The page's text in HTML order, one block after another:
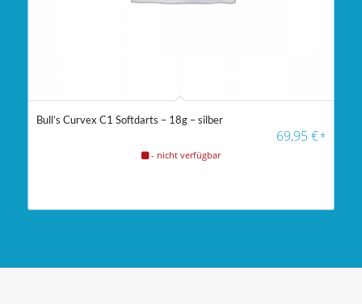
Bull’s Curvex C1 Softdarts – 18g – silber
69,95€*
- nicht verfügbar